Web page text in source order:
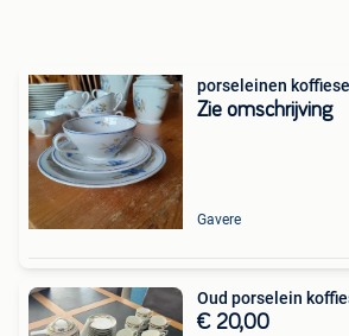
porseleinen
Zie omschrijving
Gavere
Oud porselein
€ 20,00